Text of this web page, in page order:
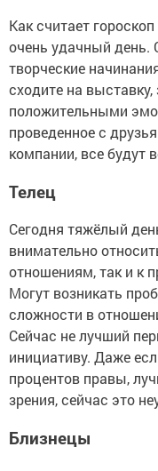
Как считает
очень удачный день.
творческие
сходите на
положительными
проведенное с
компании, все будут
Телец
Сегодня тяжёлый
внимательно
отношениям, так и к
Могут возникать
сложности в
Сейчас не лучший
инициативу. Даже
процентов правы,
зрения, сейчас это
Близнецы